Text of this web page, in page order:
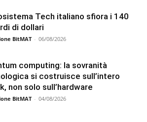
Tech italiano sfiora i 140
di dollari
BitMAT - 06/08/2026
computing: la sovranità
si costruisce sull’intero
non solo sull’hardware
BitMAT - 04/08/2026